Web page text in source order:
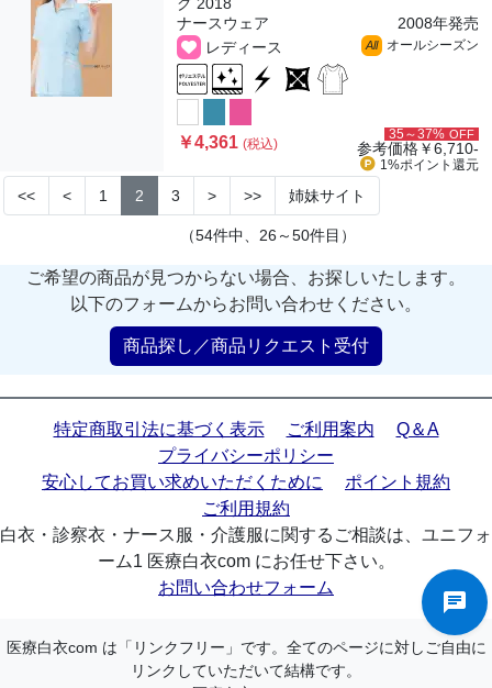
ナースウェア
2008年発売
レディース
All オールシーズン
￥4,361(税込)
35～37% OFF
参考価格￥6,710-
1%ポイント 還元
<< < 1 2 3 > >> 姉妹サイト
（54件中、26～50件目）
ご希望の商品が見つからない場合、お探しいたします。
以下のフォームからお問い合わせください。
商品探し／商品リクエスト受付
特定商取引法に基づく表示 ご利用案内
Q＆A
プライバシーポリシー
安心してお買い求めいただくために
ポイント規約
ご利用規約
白衣・診察衣・ナース服・介護服に関するご相談は、ユニフォ
ーム1 医療白衣com にお任せ下さい。
お問い合わせフォーム
医療白衣com は「リンクフリー」です。全てのページに対しご自由に
リンクしていただいて結構です。